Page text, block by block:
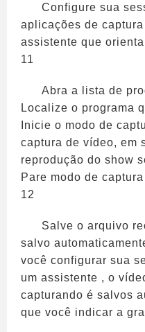
Configure sua
aplicações de
assistente que
11
Abra a lista de
Localize o programa
Inicie o modo de
captura de vídeo, em
reprodução do show
Pare modo de
12
Salve o arquivo
salvo
você configurar sua
um assistente , o
capturando é salvos
que você indicar a